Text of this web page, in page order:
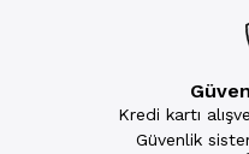
Kredi kartı
Güvenlik